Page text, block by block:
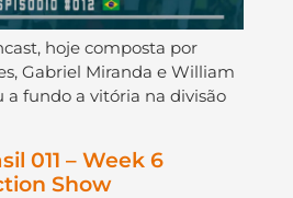
hoje composta por
Gabriel Miranda e William
a fundo a vitória na divisão
011 – Week 6
Show